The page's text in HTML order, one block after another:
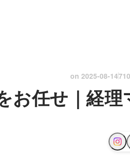
on 2025-08-14
お任せ｜経理